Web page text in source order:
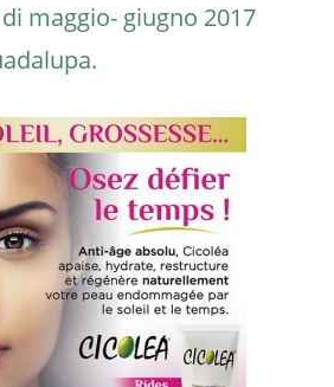
di maggio- giugno 2017